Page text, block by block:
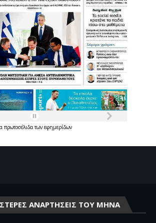
πρωτοσέλιδατων εφημερίδων
ΑΝΑΡΤΗΣΕΙΣ ΤΟΥ ΜΗΝΑ